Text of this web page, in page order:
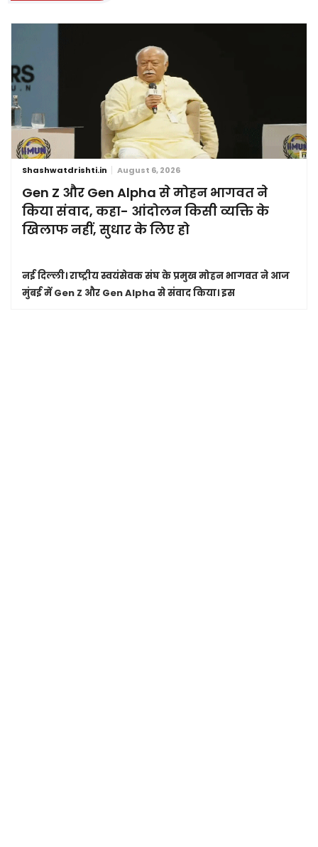
Shashwatdrishti.in August 6, 2026
Gen Z और Gen Alpha से मोहन भागवत ने
किया संवाद, कहा- आंदोलन किसी व्यक्ति के
खिलाफ नहीं, सुधार के लिए हो
नई दिल्ली।राष्ट्रीय स्वयंसेवक संघ के प्रमुख मोहन भागवत ने आज
मुंबई में Gen Z और Gen Alpha से संवाद किया। इस